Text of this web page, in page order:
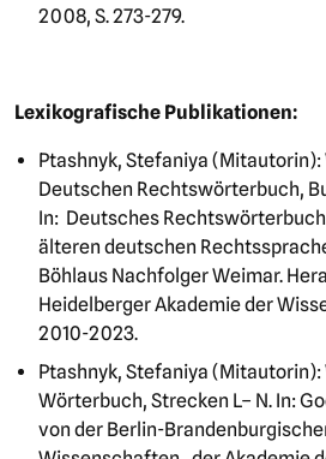
2008, S. 273-279.
Lexikografische Publikationen:
Ptashnyk, Stefaniya
Deutschen Rechtswörterbuch,
In: Deutsches
älteren deutschen
Böhlaus Nachfolger Weimar.
Heidelberger Akademie der
2010-2023.
Ptashnyk, Stefaniya
Wörterbuch, Strecken L– N. In:
von der Berlin-